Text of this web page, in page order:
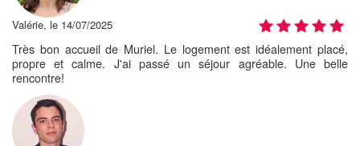
Valérie, le 14/07/2025
Très bon accueil de Muriel. Le logement est idéalement placé,
propre et calme. J'ai passé un séjour agréable. Une belle
rencontre!